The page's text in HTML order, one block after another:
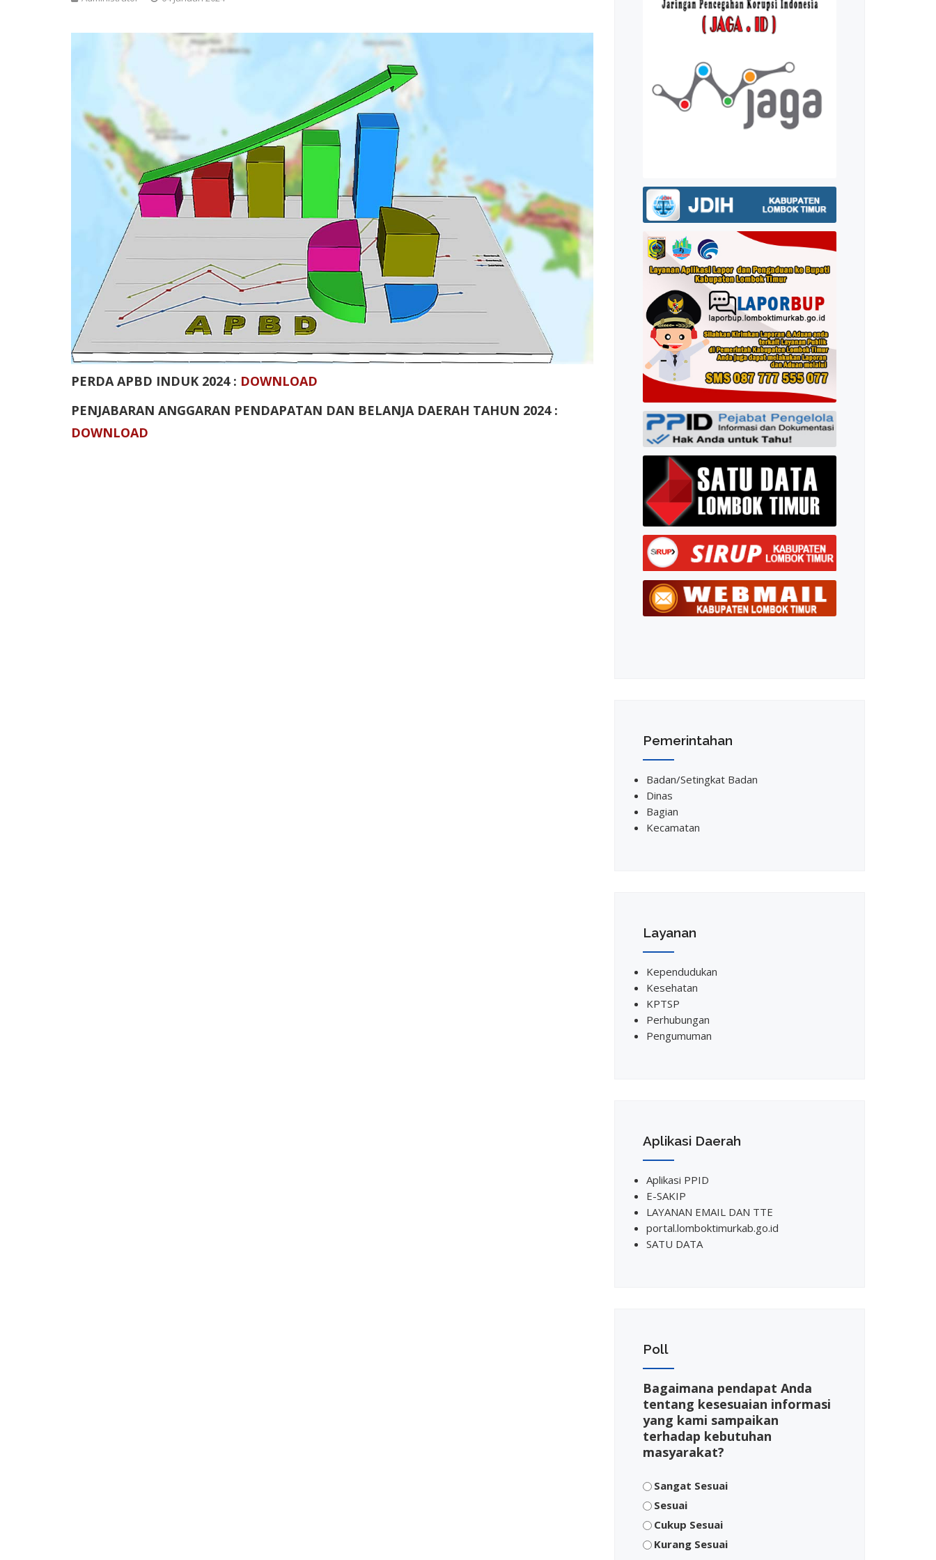
LAPORAN KEUANGAN
SK PENETAPAN PROYEK
Kebijakan Privasi
DPA PERUBAHAN SKPD
SK PPKD & BUD 2024
LAPORAN KEUANGAN
BUMD 2024
Perda
Pertanggungjawaban
APBD TA 2024
Perbup Tentang
Pertanggungjawaban
APBD TA 2024
LKPD 2024
SIRUP LOMBOK TIMUR
LPPD 2025
LAKIP Sekretariat Daerah
2025
PERDA APBD INDUK 2024 : DOWNLOAD
PENJABARAN ANGGARAN PENDAPATAN DAN BELANJA DAERAH TAHUN 2024 :
DOWNLOAD
Pemerintahan
Badan/Setingkat Badan
Dinas
Bagian
Kecamatan
Layanan
Kependudukan
Kesehatan
KPTSP
Perhubungan
Pengumuman
Aplikasi Daerah
Aplikasi PPID
E-SAKIP
LAYANAN EMAIL DAN TTE
portal.lomboktimurkab.go.id
SATU DATA
Poll
Bagaimana pendapat Anda
tentang kesesuaian informasi
yang kami sampaikan
terhadap kebutuhan
masyarakat?
Sangat Sesuai
Sesuai
Cukup Sesuai
Kurang Sesuai